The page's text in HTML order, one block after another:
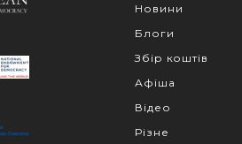
Новини
Блоги
Збір коштів
Афіша
Відео
Різне